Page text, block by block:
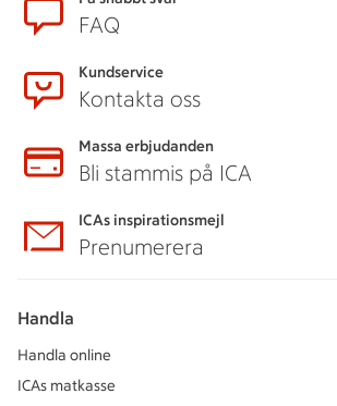
FAQ
Kundservice
Kontakta oss
Massa erbjudanden
Bli stammis på ICA
ICAs inspirationsmejl
Prenumerera
Handla
Handla online
ICAs matkasse